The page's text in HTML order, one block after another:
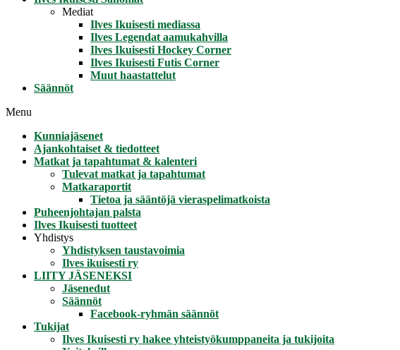
Mediat
Ilves Ikuisesti mediassa
Ilves Legendat aamukahvilla
Ilves Ikuisesti Hockey Corner
Ilves Ikuisesti Futis Corner
Muut haastattelut
Säännöt
Menu
Kunniajäsenet
Ajankohtaiset & tiedotteet
Matkat ja tapahtumat & kalenteri
Tulevat matkat ja tapahtumat
Matkaraportit
Tietoa ja sääntöjä vieraspelimatkoista
Puheenjohtajan palsta
Ilves Ikuisesti tuotteet
Yhdistys
Yhdistyksen taustavoimia
Ilves ikuisesti ry
LIITY JÄSENEKSI
Jäsenedut
Säännöt
Facebook-ryhmän säännöt
Tukijat
Ilves Ikuisesti ry hakee yhteistyökumppaneita ja tukijoita